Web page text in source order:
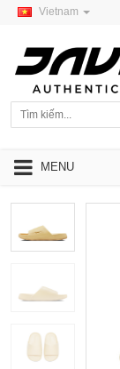
Vietnam
MENU